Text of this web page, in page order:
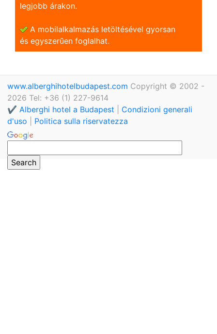
legjobb árakon.
A mobilalkalmazás letöltésével gyorsan
és egyszerũen foglalhat.
www.alberghihotelbudapest.com Copyright © 2002 -
2026 Tel: +36 (1) 227-9614
✔️ Alberghi hotel a Budapest
Condizioni generali
d'uso
Politica sulla riservatezza